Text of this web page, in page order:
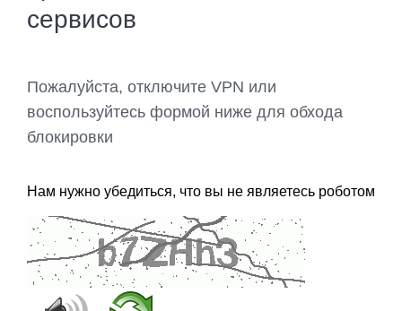
сервисов
Пожалуйста, отключите VPN или
воспользуйтесь формой ниже для обхода
блокировки
Нам нужно убедиться, что вы не являетесь роботом